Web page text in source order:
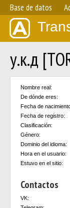
Base de datos
у.к.д
Nombre real:
De dónde eres:
Fecha de
Fecha de registro:
Clasificación:
Género:
Dominio del idioma:
Hora en el usuario:
Estuvo en el sitio:
Contactos
VK: